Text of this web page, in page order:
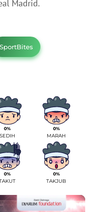
Madrid.
SportBites
0%
SEDIH
0%
MARAH
0% 0%
TAKJUB